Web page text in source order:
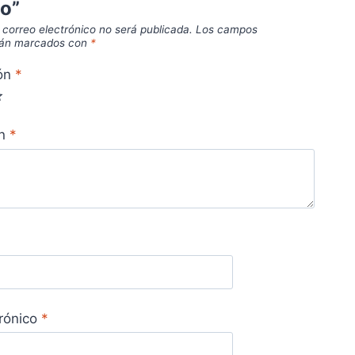
electrónico no será publicada. Los campos
marcados con *
*
*
*